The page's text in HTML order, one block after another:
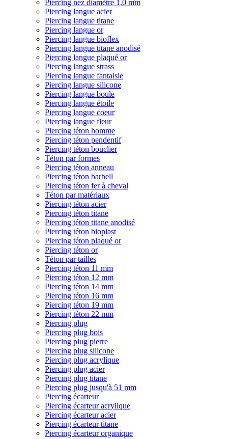
Piercing nez diamètre 1,0 mm
Piercing langue acier
Piercing langue titane
Piercing langue or
Piercing langue bioflex
Piercing langue titane anodisé
Piercing langue plaqué or
Piercing langue strass
Piercing langue fantaisie
Piercing langue silicone
Piercing langue boule
Piercing langue étoile
Piercing langue coeur
Piercing langue fleur
Piercing téton homme
Piercing téton pendentif
Piercing téton bouclier
Téton par formes
Piercing téton anneau
Piercing téton barbell
Piercing téton fer à cheval
Téton par matériaux
Piercing téton acier
Piercing téton titane
Piercing téton titane anodisé
Piercing téton bioplast
Piercing téton plaqué or
Piercing téton or
Téton par tailles
Piercing téton 11 mm
Piercing téton 12 mm
Piercing téton 14 mm
Piercing téton 16 mm
Piercing téton 19 mm
Piercing téton 22 mm
Piercing plug
Piercing plug bois
Piercing plug pierre
Piercing plug silicone
Piercing plug acrylique
Piercing plug acier
Piercing plug titane
Piercing plug jusqu'à 51 mm
Piercing écarteur
Piercing écarteur acrylique
Piercing écarteur acier
Piercing écarteur titane
Piercing écarteur organique